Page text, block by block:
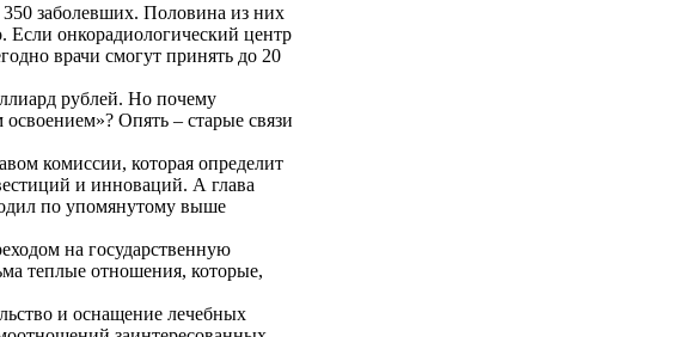
заболевших. Половина из них
Если онкорадиологический центр
врачи смогут принять до 20
рублей. Но почему
Опять – старые связи
комиссии, которая определит
и инноваций. А глава
по упомянутому выше
на государственную
теплые отношения, которые,
и оснащение лечебных